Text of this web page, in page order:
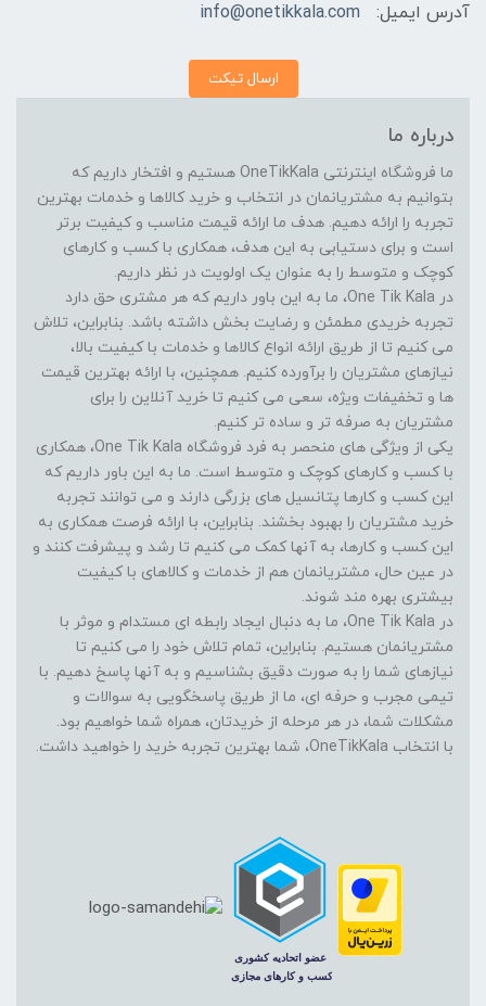
آدرس ایمیل:
info@onetikkala.com
ارسال تیکت
درباره ما
ما فروشگاه اینترنتی OneTikKala هستیم و افتخار داریم که
بتوانیم به مشتریانمان در انتخاب و خرید کالاها و خدمات بهترین
تجربه را ارائه دهیم. هدف ما ارائه قیمت مناسب و کیفیت برتر
است و برای دستیابی به این هدف، همکاری با کسب و کارهای
کوچک و متوسط را به عنوان یک اولویت در نظر داریم.
در One Tik Kala، ما به این باور داریم که هر مشتری حق دارد
تجربه خریدی مطمئن و رضایت بخش داشته باشد. بنابراین، تلاش
می کنیم تا از طریق ارائه انواع کالاها و خدمات با کیفیت بالا،
نیازهای مشتریان را برآورده کنیم. همچنین، با ارائه بهترین قیمت
ها و تخفیفات ویژه، سعی می کنیم تا خرید آنلاین را برای
مشتریان به صرفه تر و ساده تر کنیم.
یکی از ویژگی های منحصر به فرد فروشگاه One Tik Kala، همکاری
با کسب و کارهای کوچک و متوسط است. ما به این باور داریم که
این کسب و کارها پتانسیل های بزرگی دارند و می توانند تجربه
خرید مشتریان را بهبود بخشند. بنابراین، با ارائه فرصت همکاری به
این کسب و کارها، به آنها کمک می کنیم تا رشد و پیشرفت کنند و
در عین حال، مشتریانمان هم از خدمات و کالاهای با کیفیت
بیشتری بهره مند شوند.
در One Tik Kala، ما به دنبال ایجاد رابطه ای مستدام و موثر با
مشتریانمان هستیم. بنابراین، تمام تلاش خود را می کنیم تا
نیازهای شما را به صورت دقیق بشناسیم و به آنها پاسخ دهیم. با
تیمی مجرب و حرفه ای، ما از طریق پاسخگویی به سوالات و
مشکلات شما، در هر مرحله از خریدتان، همراه شما خواهیم بود.
با انتخاب OneTikKala، شما بهترین تجربه خرید را خواهید داشت.